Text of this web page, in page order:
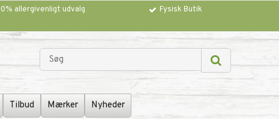
allergivenligt udvalg Fysisk Butik
Tilbud Mærker Nyheder